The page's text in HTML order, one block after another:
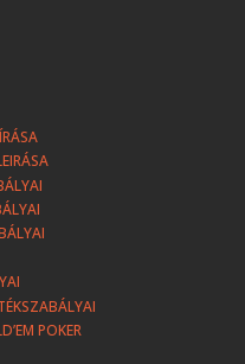
POKER